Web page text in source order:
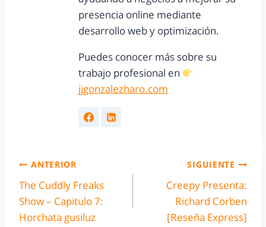
presencia online mediante
desarrollo web y optimización.
Puedes conocer más sobre su
trabajo profesional en
jjgonzalezharo.com
ANTERIOR
The Cuddly Freaks
Show – Capitulo 7:
Horchata gusiluz
SIGUIENTE
Creepy Presenta:
Richard Corben
[Reseña Express]